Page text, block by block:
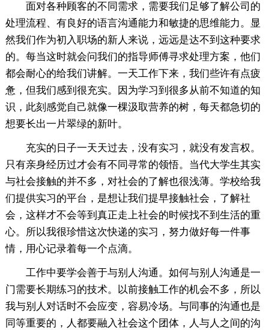
面对各种顾客的不同需求，需要我们足够了解公司的
处理流程、有良好的语言沟通能力和敏捷的思维能力。显
然我们作为初入职场的新人来说，远远是达不到这种要求
的。每当这时就会问我们的指导师傅寻求处理方案，他们
都会耐心的给我们讲解。一天工作下来，我们些许有点疲
惫，但我们感到很充实。因为学习到很多从前不知道的知
识，此刻感觉自己就像一棵汲取营养的树，每天都急切的
想要长出一片翠绿的新叶。
充实的日子一天天过去，没有实习，就没有发言权。
只有亲身经历过才会有不同寻常的领悟。当代大学生其实
与社会接触的并不多，对社会的了解也很浅薄。学校给我
们提供实习的平台，是想让我们提早接触社会，了解社
会，这样才不会等到真正走上社会的时候找不到生活的重
心。所以我很珍惜这次快递的实习，努力做好每一件事
情，用心记录着每一个点滴。
工作中要学会善于与别人沟通。如何与别人沟通是一
门需要长期练习的技术。以前接触工作的机会不多，所以
我与别人对话时不会应变，容易冷场。与同事的沟通也是
同等重要的，人都要融入社会这个团体，人与人之间的沟